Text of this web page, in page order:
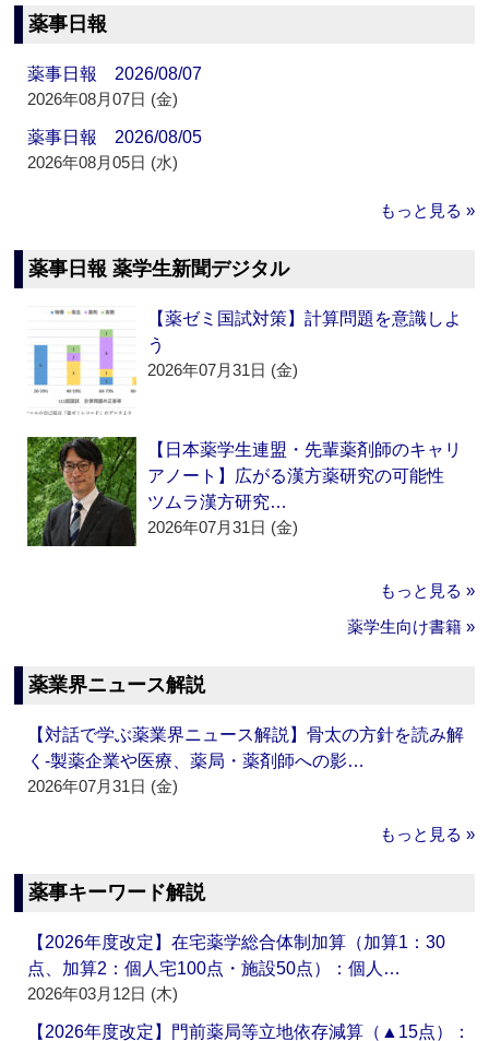
薬事日報
薬事日報 2026/08/07
2026年08月07日 (金)
薬事日報 2026/08/05
2026年08月05日 (水)
もっと見る »
薬事日報 薬学生新聞デジタル
【薬ゼミ国試対策】計算問題を意識しよ
う
2026年07月31日 (金)
【日本薬学生連盟・先輩薬剤師のキャリ
アノート】広がる漢方薬研究の可能性
ツムラ漢方研究…
2026年07月31日 (金)
もっと見る »
薬学生向け書籍 »
薬業界ニュース解説
【対話で学ぶ薬業界ニュース解説】骨太の方針を読み解
く‐製薬企業や医療、薬局・薬剤師への影…
2026年07月31日 (金)
もっと見る »
薬事キーワード解説
【2026年度改定】在宅薬学総合体制加算（加算1：30
点、加算2：個人宅100点・施設50点）：個人…
2026年03月12日 (木)
【2026年度改定】門前薬局等立地依存減算（▲15点）：